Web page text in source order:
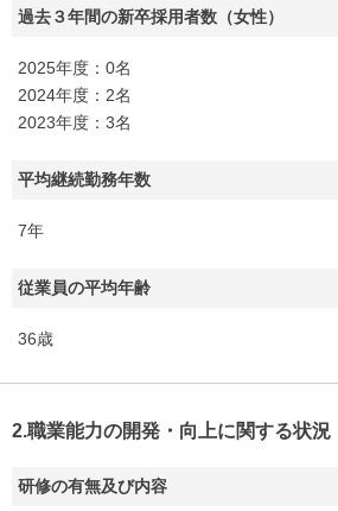
過去３年間の新卒採用者数（女性）
2025年度：0名
2024年度：2名
2023年度：3名
平均継続勤務年数
7年
従業員の平均年齢
36歳
2.職業能力の開発・向上に関する状況
研修の有無及び内容